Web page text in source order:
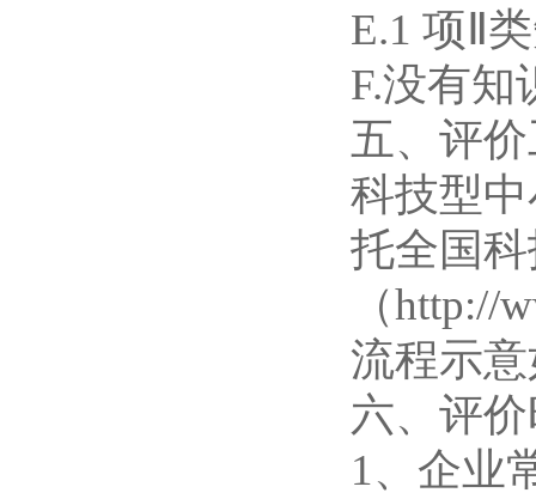
E.1 项Ⅱ
F.没有知
五、评
科技型
托全国
（http://
流程示
六、评
1、企业